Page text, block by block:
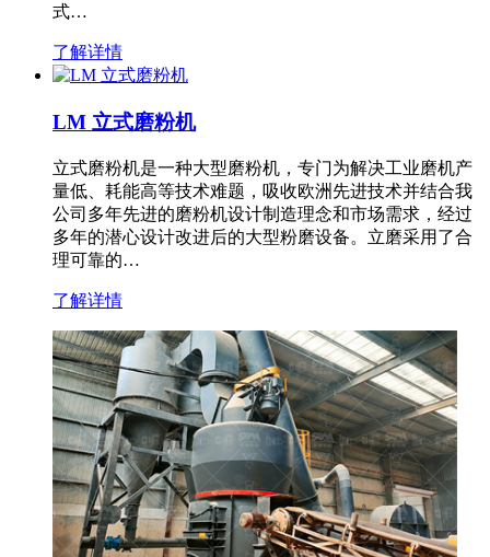
式…
了解详情
LM 立式磨粉机
立式磨粉机是一种大型磨粉机，专门为解决工业磨机产
量低、耗能高等技术难题，吸收欧洲先进技术并结合我
公司多年先进的磨粉机设计制造理念和市场需求，经过
多年的潜心设计改进后的大型粉磨设备。立磨采用了合
理可靠的…
了解详情